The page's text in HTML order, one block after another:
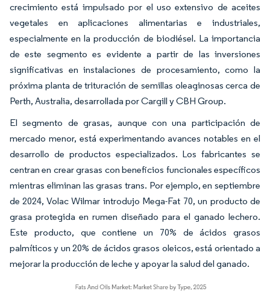
crecimiento está impulsado por el uso extensivo de aceites
vegetales en aplicaciones alimentarias e industriales,
especialmente en la producción de biodiésel. La importancia
de este segmento es evidente a partir de las inversiones
significativas en instalaciones de procesamiento, como la
próxima planta de trituración de semillas oleaginosas cerca de
Perth, Australia, desarrollada por Cargill y CBH Group.
El segmento de grasas, aunque con una participación de
mercado menor, está experimentando avances notables en el
desarrollo de productos especializados. Los fabricantes se
centran en crear grasas con beneficios funcionales específicos
mientras eliminan las grasas trans. Por ejemplo, en septiembre
de 2024, Volac Wilmar introdujo Mega-Fat 70, un producto de
grasa protegida en rumen diseñado para el ganado lechero.
Este producto, que contiene un 70% de ácidos grasos
palmíticos y un 20% de ácidos grasos oleicos, está orientado a
mejorar la producción de leche y apoyar la salud del ganado.